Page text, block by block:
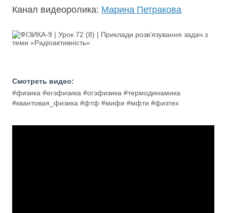
Канал видеоролика: Марина Петракова
Смотреть видео:
#физика #егэфизика #огэфизика #термодинамика
#квантовая_физика #фтф #мифи #мфти #физтех